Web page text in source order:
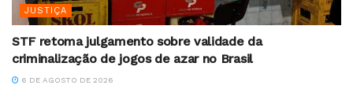
JUSTIÇA
STF retoma julgamento sobre validade da
criminalização de jogos de azar no Brasil
6 DE AGOSTO DE 2026